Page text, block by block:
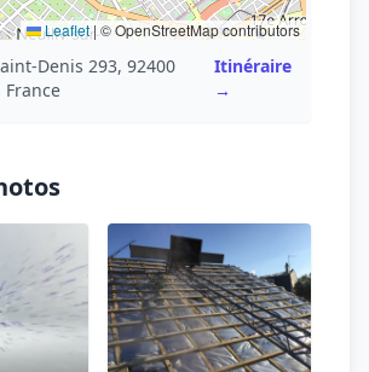
Leaflet| © OpenStreetMap contributors
Denis 293, 92400
France
Itinéraire
→